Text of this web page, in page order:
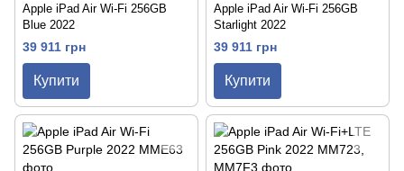
Apple iPad Air Wi-Fi 256GB
Blue 2022
39 911 грн
Купити
Apple iPad Air Wi-Fi 256GB
Starlight 2022
39 911 грн
Купити